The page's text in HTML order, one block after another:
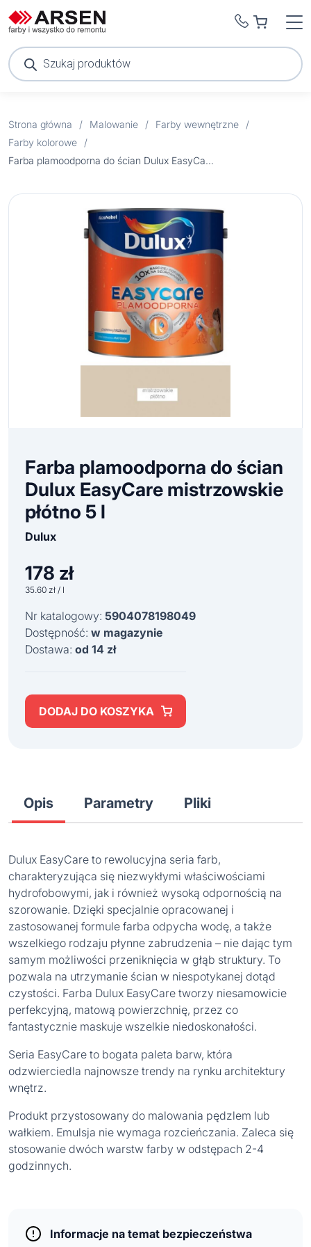
Wyszukiwarka
produktów
Strona główna / Malowanie / Farby wewnętrzne
/
Farby kolorowe
/
Farba plamoodporna do ścian Dulux EasyCare mistrzowskie płótno 5 l
Farba plamoodporna do ścian
Dulux EasyCare mistrzowskie
płótno 5 l
Dulux
178 zł
35.60 zł / l
Nr katalogowy: 5904078198049
Dostępność: w magazynie
Dostawa: od 14 zł
DODAJ DO KOSZYKA
Opis Parametry Pliki
Dulux EasyCare to rewolucyjna seria farb,
charakteryzująca się niezwykłymi właściwościami
hydrofobowymi, jak i również wysoką odpornością na
szorowanie. Dzięki specjalnie opracowanej i
zastosowanej formule farba odpycha wodę, a także
wszelkiego rodzaju płynne zabrudzenia – nie dając tym
samym możliwości przeniknięcia w głąb struktury. To
pozwala na utrzymanie ścian w niespotykanej dotąd
czystości. Farba Dulux EasyCare tworzy niesamowicie
perfekcyjną, matową powierzchnię, przez co
fantastycznie maskuje wszelkie niedoskonałości.
Seria EasyCare to bogata paleta barw, która
odzwierciedla najnowsze trendy na rynku architektury
wnętrz.
Produkt przystosowany do malowania pędzlem lub
wałkiem. Emulsja nie wymaga rozcieńczania. Zaleca się
stosowanie dwóch warstw farby w odstępach 2-4
godzinnych.
Informacje na temat bezpieczeństwa